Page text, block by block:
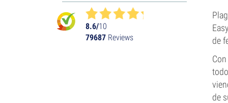
de
de
8.6/10
79687 Reviews